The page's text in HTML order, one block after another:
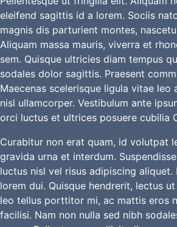
eleifend sagittis id a lorem. Sociis
magnis dis parturient montes,
Aliquam massa mauris, viverra et
sem. Quisque ultricies diam tempus
sodales dolor sagittis. Praesent
Maecenas scelerisque ligula vitae leo
nisl ullamcorper. Vestibulum ante
orci luctus et ultrices posuere cubilia
Curabitur non erat quam, id volutpat
gravida urna et interdum.
luctus nisl vel risus adipiscing aliquet.
lorem dui. Quisque hendrerit, lectus
leo tellus porttitor mi, ac mattis eros
facilisi. Nam non nulla sed nibh